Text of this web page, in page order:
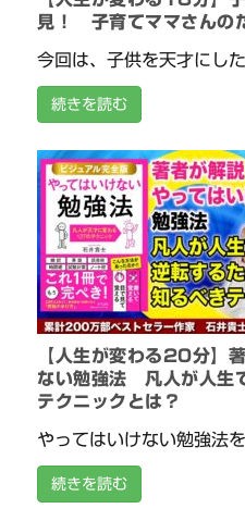
見！ 子育てママさんの
今回は、子供を天才にし
続きを読む
【人生が変わる20分】
ない勉強法 凡人が人生
テクニックとは？
やってはいけない勉強法
続きを読む